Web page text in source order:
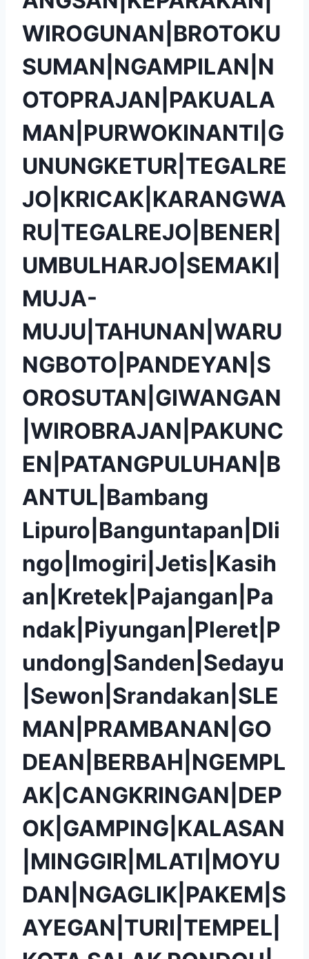
WIROGUNAN|BROTOKU
SUMAN|NGAMPILAN|N
OTOPRAJAN|PAKUALA
MAN|PURWOKINANTI|G
UNUNGKETUR|TEGALRE
JO|KRICAK|KARANGWA
RU|TEGALREJO|BENER|
UMBULHARJO|SEMAKI|
MUJA-
MUJU|TAHUNAN|WARU
NGBOTO|PANDEYAN|S
OROSUTAN|GIWANGAN
|WIROBRAJAN|PAKUNC
EN|PATANGPULUHAN|B
ANTUL|Bambang
Lipuro|Banguntapan|Dli
ngo|Imogiri|Jetis|Kasih
an|Kretek|Pajangan|Pa
ndak|Piyungan|Pleret|P
undong|Sanden|Sedayu
|Sewon|Srandakan|SLE
MAN|PRAMBANAN|GO
DEAN|BERBAH|NGEMPL
AK|CANGKRINGAN|DEP
OK|GAMPING|KALASAN
|MINGGIR|MLATI|MOYU
DAN|NGAGLIK|PAKEM|S
AYEGAN|TURI|TEMPEL|